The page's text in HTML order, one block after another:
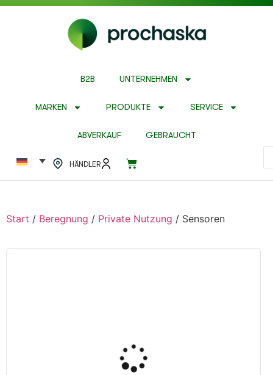
B2B UNTERNEHMEN
MARKEN PRODUKTE SERVICE
ABVERKAUF GEBRAUCHT
HÄNDLER
Start / Beregnung / Private Nutzung / Sensoren